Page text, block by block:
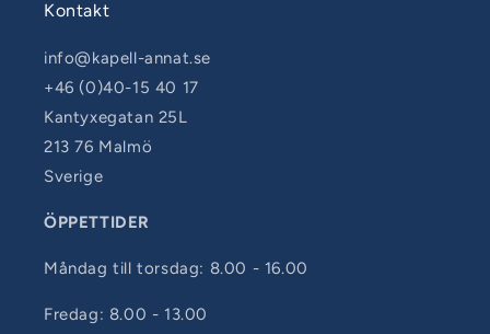
Kontakt
info@kapell-annat.se
+46 (0)40-15 40 17
Kantyxegatan 25L
213 76 Malmö
Sverige
ÖPPETTIDER
Måndag till torsdag: 8.00 - 16.00
Fredag: 8.00 - 13.00